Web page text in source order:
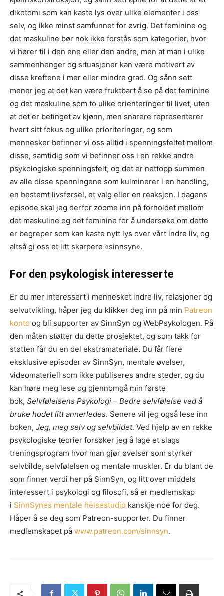
dikotomi som kan kaste lys over ulike elementer i oss
selv, og ikke minst samfunnet for øvrig. Det feminine og
det maskuline bør nok ikke forstås som kategorier, hvor
vi hører til i den ene eller den andre, men at man i ulike
sammenhenger og situasjoner kan være motivert av
disse kreftene i mer eller mindre grad. Og sånn sett
mener jeg at det kan være fruktbart å se på det feminine
og det maskuline som to ulike orienteringer til livet, uten
at det er betinget av kjønn, men snarere representerer
hvert sitt fokus og ulike prioriteringer, og som
mennesker befinner vi oss alltid i spenningsfeltet mellom
disse, samtidig som vi befinner oss i en rekke andre
psykologiske spenningsfelt, og det er nettopp summen
av alle disse spenningene som kulminerer i en handling,
en bestemt livsførsel, et valg eller en reaksjon. I dagens
episode skal jeg derfor zoome inn på forholdet mellom
det maskuline og det feminine for å undersøke om dette
er begreper som kan kaste nytt lys over vårt indre liv, og
altså gi oss et litt skarpere «sinnsyn».
For den psykologisk interesserte
Er du mer interessert i mennesket indre liv, relasjoner og
selvutvikling, håper jeg du klikker deg inn på min Patreon
konto og bli supporter av SinnSyn og WebPsykologen. På
den måten støtter du dette prosjektet, og som takk for
støtten får du en del ekstramateriale. Du får flere
eksklusive episoder av SinnSyn, mentale øvelser,
videomateriell som ikke publiseres andre steder, og du
kan høre meg lese og gjennomgå min første
bok, Selvfølelsens Psykologi – Bedre selvfølelse ved å
bruke hodet litt annerledes. Senere vil jeg også lese inn
boken, Jeg, meg selv og selvbildet. Ved hjelp av en rekke
psykologiske teorier forsøker jeg å lage et slags
treningsprogram hvor man gjør øvelser som styrker
selvbilde, selvfølelsen og mentale muskler. Er du blant de
som finner verdi her på SinnSyn, og litt over middels
interessert i psykologi og filosofi, så er medlemskap
i SinnSynes mentale helsestudio kanskje noe for deg.
Håper å se deg som Patreon-supporter. Du finner
medlemskapet på www.patreon.com/sinnsyn.